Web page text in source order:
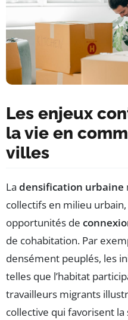
Les enjeux
la vie en
villes
La densification urbaine
collectifs en milieu
opportunités de
de cohabitation. Par
densément peuplés, les
telles que l’habitat
travailleurs migrants
collective qui favorisent